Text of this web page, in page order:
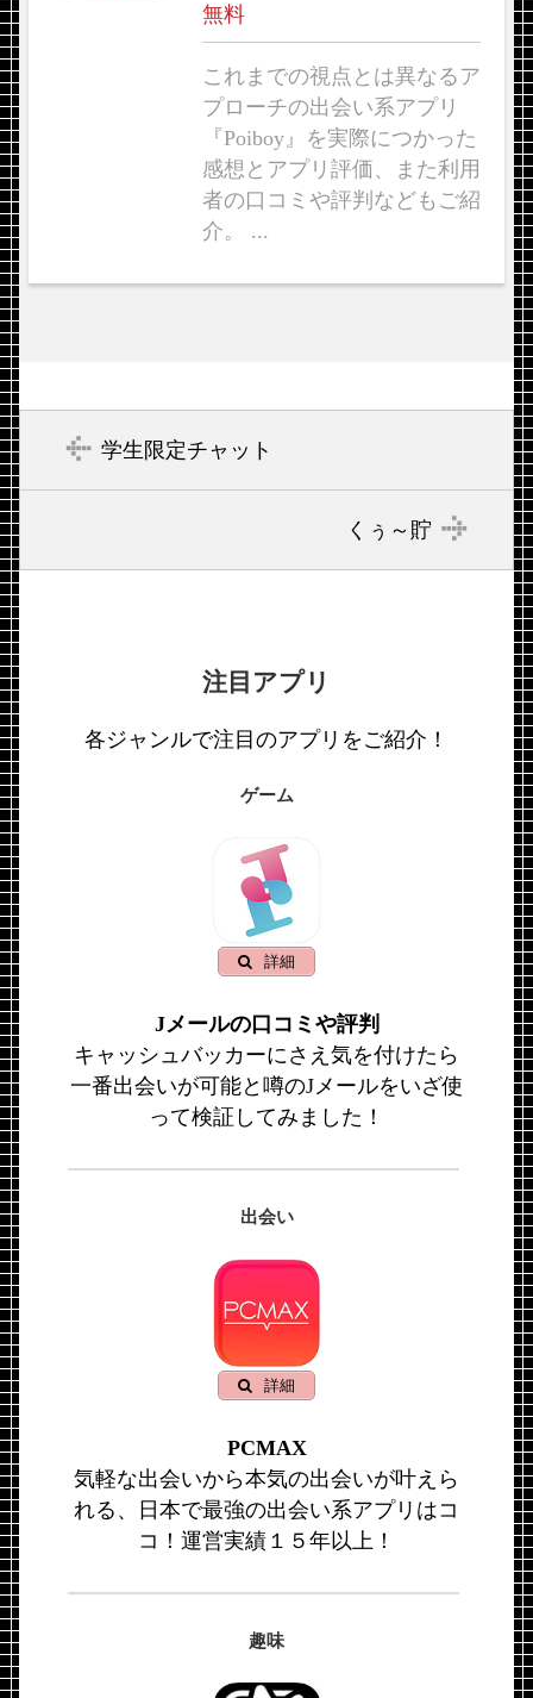
無料
これまでの視点とは異なるア
プローチの出会い系アプリ
『Poiboy』を実際につかった
感想とアプリ評価、また利用
者の口コミや評判などもご紹
介。 ...
学生限定チャット
くぅ～貯
注目アプリ
各ジャンルで注目のアプリをご紹介！
ゲーム
詳細
Jメールの口コミや評判
キャッシュバッカーにさえ気を付けたら
一番出会いが可能と噂のJメールをいざ使
って検証してみました！
出会い
詳細
PCMAX
気軽な出会いから本気の出会いが叶えら
れる、日本で最強の出会い系アプリはコ
コ！運営実績１５年以上！
趣味